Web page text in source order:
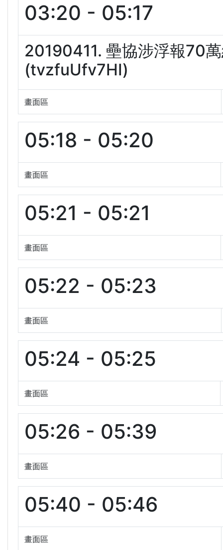
03:20 - 05:17
20190411. 壘協涉浮報70
(tvzfuUfv7HI)
畫面區
05:18 - 05:20
畫面區
05:21 - 05:21
畫面區
05:22 - 05:23
畫面區
05:24 - 05:25
畫面區
05:26 - 05:39
畫面區
05:40 - 05:46
畫面區